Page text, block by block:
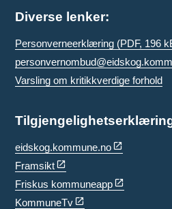
Diverse lenker:
Personverneerklæring (PDF, 196
Varsling om kritikkverdige forhold
eidskog.kommune.no
Framsikt
Friskus kommuneapp
KommuneTv